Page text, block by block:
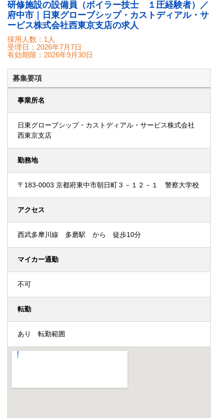
研修施設の設備員（ボイラー技士 １圧経験者）／
府中市｜日東グローブシップ・カストディアル・サ
ービス株式会社西東京支店の求人
採用人数：1人
受理日： 2026年7月7日
有効期限： 2026年9月30日
募集要項
事業所名
日東グローブシップ・カストディアル・サービス株式会社
西東京支店
勤務地
〒183-0003 京都府東中市朝日町３－１２－１ 警察大学校
アクセス
西武多摩川線 多磨駅 から 徒歩10分
マイカー通勤
不可
転勤
あり 転勤範囲